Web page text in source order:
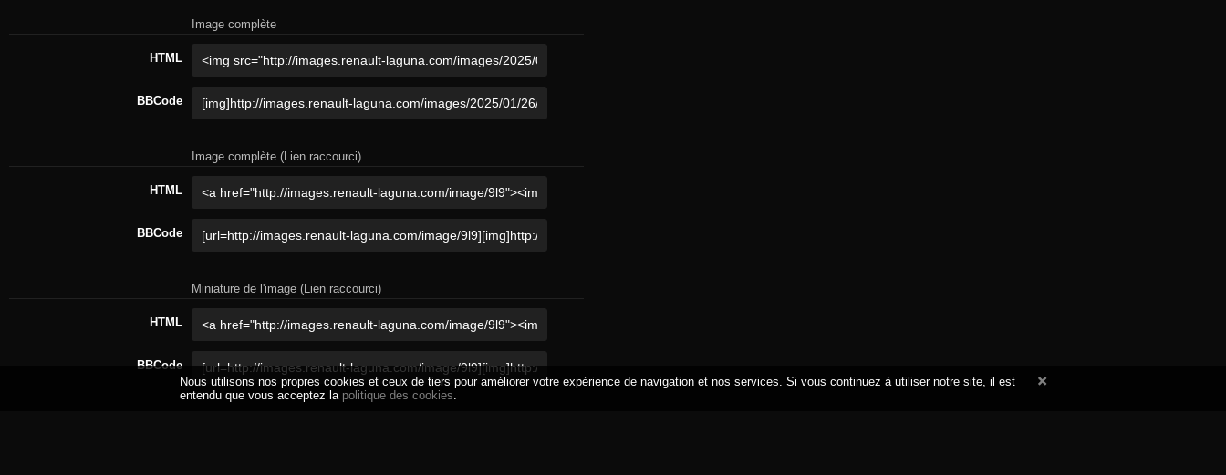
Image complète
HTML
BBCode
Image complète (Lien raccourci)
HTML
BBCode
Miniature de l'image (Lien raccourci)
HTML
BBCode
Nous utilisons nos propres cookies et ceux de tiers pour améliorer votre expérience de navigation et nos services. Si vous continuez à utiliser notre site, il est
entendu que vous acceptez la politique des cookies.